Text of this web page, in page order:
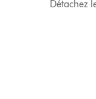
Détachez